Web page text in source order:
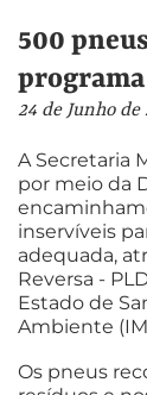
500
24 de Junho de
A Secretaria
por meio da
inservíveis
adequada,
Reversa -
Estado de
Ambiente
Os pneus